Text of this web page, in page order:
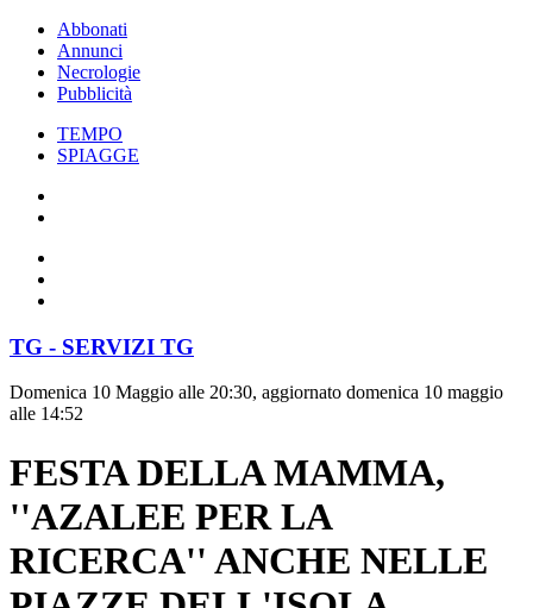
Abbonati
Annunci
Necrologie
Pubblicità
TEMPO
SPIAGGE
TG - SERVIZI TG
Domenica 10 Maggio alle 20:30, aggiornato domenica 10 maggio
alle 14:52
FESTA DELLA MAMMA,
''AZALEE PER LA
RICERCA'' ANCHE NELLE